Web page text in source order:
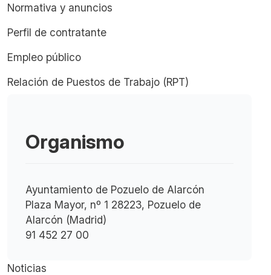
Normativa y anuncios
Perfil de contratante
Empleo público
Relación de Puestos de Trabajo (RPT)
Organismo
Ayuntamiento de Pozuelo de Alarcón
Plaza Mayor, nº 1 28223, Pozuelo de
Alarcón (Madrid)
91 452 27 00
Noticias